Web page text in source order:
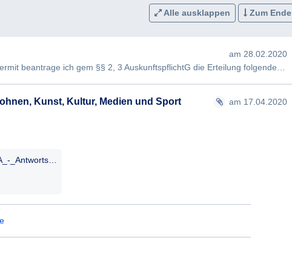
Alle ausklappen Zum Ende
am 28.02.2020
beantrage ich gem §§ 2, 3 AuskunftspflichtG die Erteilung folgender Auskunft…
Kunst, Kultur, Medien und Sport
am 17.04.2020